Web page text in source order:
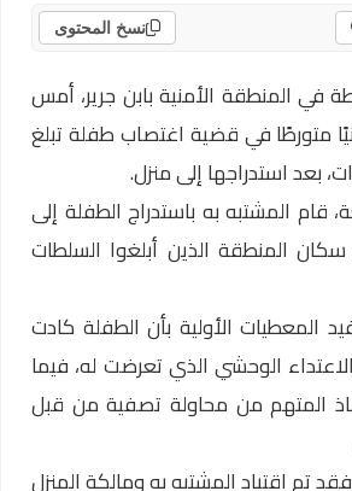
نسخ المحتوى
في المنطقة الأمنية بابن جرير، أمس
متورطًا في قضية اغتصاب طفلة تبلغ
بعد استدراجها إلى منزل.
قام المشتبه به باستدراج الطفلة إلى
سكان المنطقة الذين أبلغوا السلطات
المعطيات الأولية بأن الطفلة كادت
الاعتداء الوحشي الذي تعرضت له، فيما
المتهم من محاولة تصفية من قبل
فقد تم اقتياد المشتبه به ومالكة المنزل